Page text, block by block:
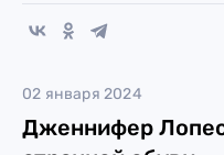
02 января 2024
Дженнифер